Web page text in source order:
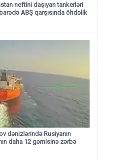
neftini daşıyan tankerləri
ABŞ qarşısında öhdəlik
dənizlərində Rusiyanın
daha 12 gəmisinə zərbə